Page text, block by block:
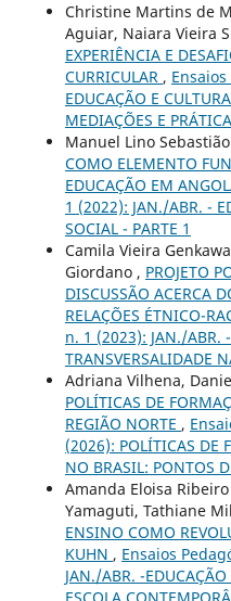
Christine Martins de
Aguiar, Naiara Vieira
EXPERIÊNCIA E
CURRICULAR ,
EDUCAÇÃO E
MEDIAÇÕES E
Manuel Lino
COMO ELEMENTO
EDUCAÇÃO EM
1 (2022): JAN./ABR. -
SOCIAL - PARTE 1
Camila Vieira
Giordano , PROJETO
DISCUSSÃO ACERCA
RELAÇÕES ÉTNICO-
n. 1 (2023): JAN./ABR.
TRANSVERSALIDADE
Adriana Vilhena,
POLÍTICAS DE
REGIÃO NORTE ,
(2026): POLÍTICAS DE
NO BRASIL: PONTOS
Amanda Eloisa
Yamaguti, Tathiane
ENSINO COMO
KUHN , Ensaios
JAN./ABR. -